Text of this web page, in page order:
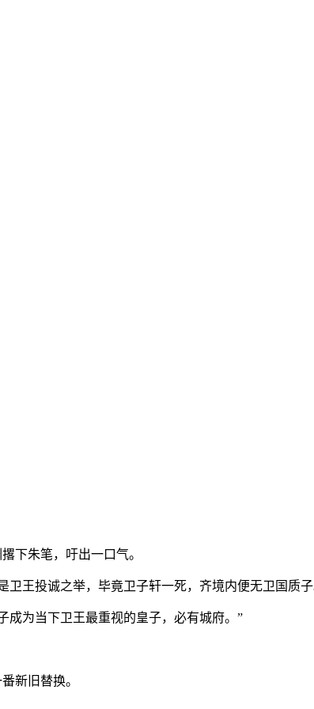
下朱笔，吁出一口气。
王投诚之举，毕竟卫子轩一死，齐境内便无卫国质
成为当下卫王最重视的皇子，必有城府。”
新旧替换。